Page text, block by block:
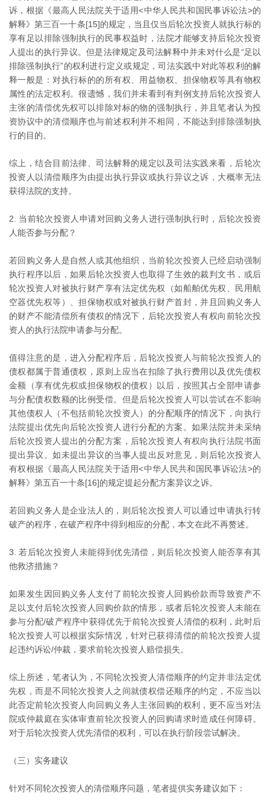
诉，根据《最高人民法院关于适用<中华人民共和国民事诉讼法>的
解释》第三百一十条[15]的规定，当且仅当后轮次投资人就执行标的
享有足以排除强制执行的民事权益时，法院才能够支持后轮次投资
人提出的执行异议。但是法律规定及司法解释中并未对什么是“足以
排除强制执行”的权利进行定义或规定，司法实践中对此等权利的解
释一般是：对执行标的的所有权、用益物权、担保物权等具有物权
属性的法定权利。很遗憾，我们并未看到有判例支持后轮次投资人
主张的清偿优先权可以排除对标的物的强制执行，并且笔者认为投
资协议中的清偿顺序也与前述权利并不相同，不能达到排除强制执
行的目的。
综上，结合目前法律、司法解释的规定以及司法实践来看，后轮次
投资人以清偿顺序为由提出执行异议或执行异议之诉，大概率无法
获得法院的支持。
2. 当前轮次投资人申请对回购义务人进行强制执行时，后轮次投资
人能否参与分配？
若回购义务人是自然人或其他组织，当前轮次投资人已经启动强制
执行程序以后，如果后轮次投资人也取得了生效的裁判文书，或后
轮次投资人对被执行财产享有法定优先权（如船舶优先权、民用航
空器优先权等）、担保物权或对被执行财产首封，并且回购义务人
的财产不能清偿所有债权的情况下，后轮次投资人有权向前轮次投
资人的执行法院申请参与分配。
值得注意的是，进入分配程序后，后轮次投资人与前轮次投资人的
债权都属于普通债权，原则上应当在扣除了执行费用以及优先债权
金额（享有优先权或担保物权的债权）以后，按照其占全部申请参
与分配债权数额的比例受偿。但是后轮次投资人可以尝试在不影响
其他债权人（不包括前轮次投资人）的分配顺序的情况下，向执行
法院提出优先向后轮次投资人进行分配的方案。如果法院并未采纳
后轮次投资人提出的分配方案，后轮次投资人有权向执行法院书面
提出异议。如未提出异议的当事人提出反对意见，则后轮次投资人
有权根据《最高人民法院关于适用<中华人民共和国民事诉讼法>的
解释》第五百一十条[16]的规定提起分配方案异议之诉。
若回购义务人是企业法人的，则后轮次投资人可以通过申请执行转
破产的程序，在破产程序中得到相应的分配，本文在此不再赘述。
3. 若后轮次投资人未能得到优先清偿，则后轮次投资人能否享有其
他救济措施？
如果发生因回购义务人支付了前轮次投资人回购价款而导致资产不
足以支付后轮次投资人回购价款的情形，或者后轮次投资人未能在
参与分配/破产程序中获得优先于前轮次投资人清偿的权利，此时后
轮次投资人可以根据实际情况，针对已获得清偿的前轮次投资人提
起违约诉讼/仲裁，要求前轮次投资人赔偿损失。
综上所述，笔者认为，不同轮次投资人清偿顺序的约定并非法定优
先权，而是不同轮次投资人之间就债权偿还顺序的约定，不应当以
此否定前轮次投资人向回购义务人主张回购的权利，更不应当对法
院或仲裁庭在实体审查前轮次投资人的回购请求时造成任何障碍。
对于后轮次投资人优先清偿的权利，可以在执行阶段尝试解决。
（三）实务建议
针对不同轮次投资人的清偿顺序问题，笔者提供实务建议如下：